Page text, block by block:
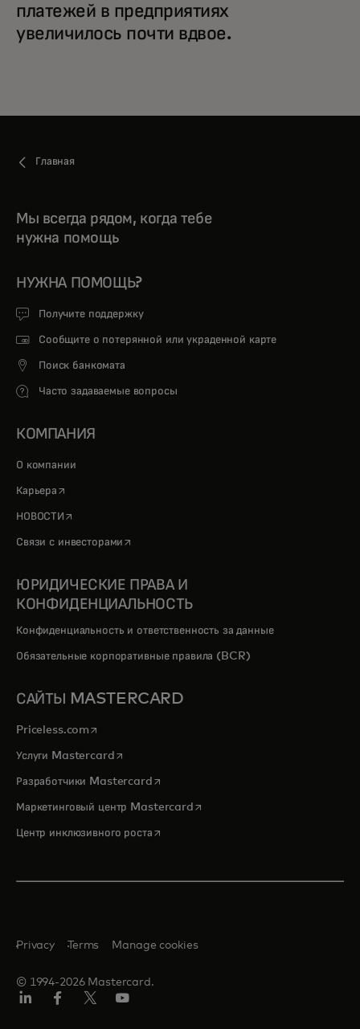
платежей в предприятиях
увеличилось почти вдвое.
Главная
Мы всегда рядом, когда тебе
нужна помощь
НУЖНА ПОМОЩЬ?
Получите поддержку
Сообщите о потерянной или украденной карте
Поиск банкомата
Часто задаваемые вопросы
КОМПАНИЯ
О компании
Карьера opens in a new tab
НОВОСТИ opens in a new tab
Связи с инвесторами opens in a new tab
ЮРИДИЧЕСКИЕ ПРАВА И
КОНФИДЕНЦИАЛЬНОСТЬ
Конфиденциальность и ответственность за данные
Обязательные корпоративные правила (BCR)
САЙТЫ MASTERCARD
Priceless.com opens in a new tab
Услуги Mastercardopens in a new tab
Разработчики Mastercardopens in a new tab
Маркетинговый центр Mastercardopens in a new tab
Центр инклюзивного ростаopens in a new tab
© 1994-2026 Mastercard.
Privacy Terms Manage cookies